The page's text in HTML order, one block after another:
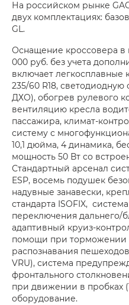
На российском рынке
двух комплектациях:
GL.
Оснащение кроссовера в
000 руб. без учета
включает
235/60 R18,
ДХО), обогрев рулевого
вентиляцию кресла
пассажира, климат-
систему с
10,1 дюйма, 4 динамика,
мощность 50 Вт со
Стандартный арсенал
ESP, восемь подушек
надувные занавески,
стандарта ISOFIX,
переключения дальнего/
адаптивный круиз-
помощи при торможении
распознавания
VRU), система
фронтального
при движении в пробках
оборудование.